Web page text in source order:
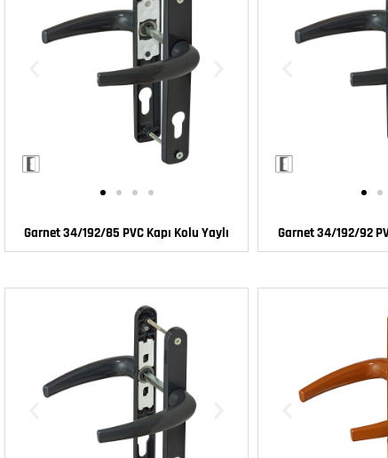
Garnet 34/192/85 PVC Kapı Kolu Yaylı Garnet 34/192/92